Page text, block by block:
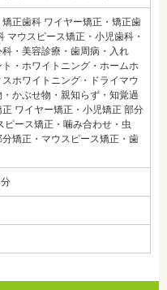
正歯科 ワイヤー矯正・矯正歯
マウスピース矯正・小児歯科・
・美容診療・歯周病・入れ
・ホワイトニング・ホームホ
ホワイトニング・ドライマウ
かぶせ物・親知らず・知覚過
ワイヤー矯正・小児矯正 部分
ピース矯正・噛み合わせ・虫
矯正・マウスピース矯正・歯